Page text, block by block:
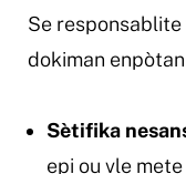
Se responsablite
dokiman
Sètifika
epi ou vle